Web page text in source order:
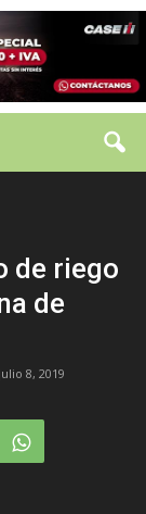
de riego
de
julio 8, 2019